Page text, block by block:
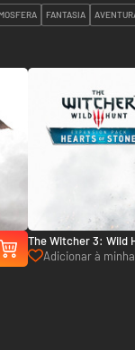
FANTASIA
The Witcher 3: Wild
Stone - Xbox One &
Adicionar à